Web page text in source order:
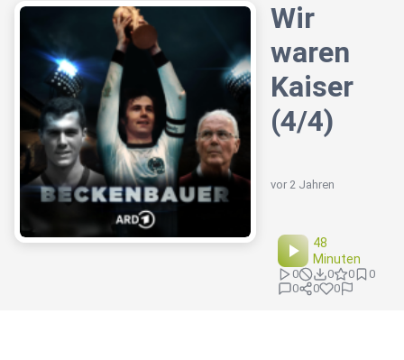
Wir
waren
Kaiser
(4/4)
vor 2 Jahren
48
Minuten
0 0 0
0
0
0 0